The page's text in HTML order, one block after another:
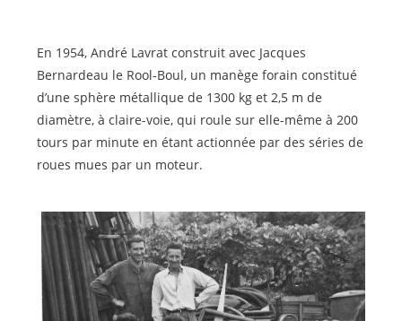
En 1954, André Lavrat construit avec Jacques
Bernardeau le Rool-Boul, un manège forain constitué
d’une sphère métallique de 1300 kg et 2,5 m de
diamètre, à claire-voie, qui roule sur elle-même à 200
tours par minute en étant actionnée par des séries de
roues mues par un moteur.